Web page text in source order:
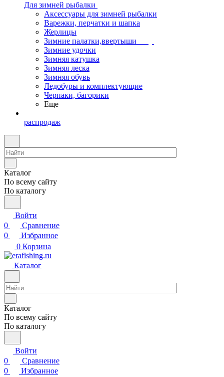
Для зимней рыбалки
Аксессуары для зимней рыбалки
Варежки, перчатки и шапка
Жерлицы
Зимние палатки,ввертыши
Зимние удочки
Зимняя катушка
Зимняя леска
Зимняя обувь
Ледобуры и комплектующие
Черпаки, багорики
Еще
распродаж
Каталог
По всему сайту
По каталогу
Войти
0
Сравнение
0
Избранное
0 Корзина
Каталог
Каталог
По всему сайту
По каталогу
Войти
0
Сравнение
0
Избранное